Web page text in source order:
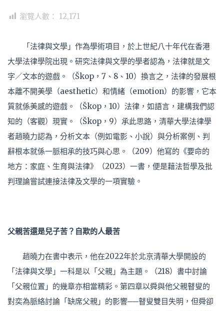
瀏覽人數： 12,171
「法律與文學」作為學術項目，於上世紀八十年代在香港
大學法律學院出現。研究法律與文學的學者認為，法律就是文
字／文本的遊戲。（Škop，7、8、10）換言之，法律的發展根
本離不開美學（aesthetic）和情緒（emotion）的影響，它本
質就係美感的遊戲。（Škop，10）法律，如語言，建構我們認
知的（客觀）現實。（Škop，9）承此思路，清華大學法律學
者趙曉力認為，分析文本（例如電影、小說）與分析案例、判
辭根本就係一脈相承的技巧與心思。（209）他寫的《要命的
地方：家庭、生育與法律》（2023）一書，便是藉法哲學及批
判理論嘗試連接法律及文學的一項實驗。
父親苦還是兒子苦？自欺的人最苦
趙曉力在書中表示，他在2022年於北京清華大學開設的
「法律與文學」一科是以「父親」為主題。（218）書中討論
「父親位置」的幾章亦相當精彩。第四章以舜與他父親瞽叟的
對奕為脈絡討論「缺席父親」的影響──瞽叟雙目失明，但舜卻